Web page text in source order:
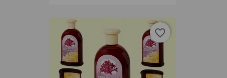
favorite_border